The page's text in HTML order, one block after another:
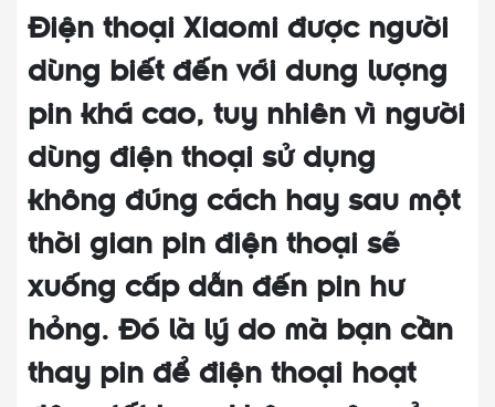
Điện thoại Xiaomi được người
dùng biết đến với dung lượng
pin khá cao, tuy nhiên vì người
dùng điện thoại sử dụng
không đúng cách hay sau một
thời gian pin điện thoại sẽ
xuống cấp dẫn đến pin hư
hỏng. Đó là lý do mà bạn cần
thay pin để điện thoại hoạt